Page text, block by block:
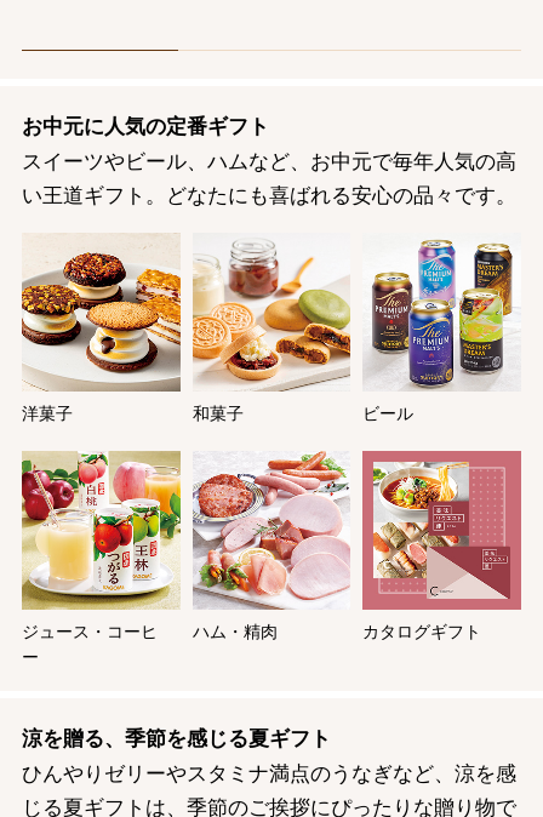
お中元に人気の定番ギフト
スイーツやビール、ハムなど、お中元で毎年人気の高
い王道ギフト。どなたにも喜ばれる安心の品々です。
洋菓子 和菓子 ビール
ジュース・コーヒ
ー
ハム・精肉 カタログギフト
涼を贈る、季節を感じる夏ギフト
ひんやりゼリーやスタミナ満点のうなぎなど、涼を感
じる夏ギフトは、季節のご挨拶にぴったりな贈り物で